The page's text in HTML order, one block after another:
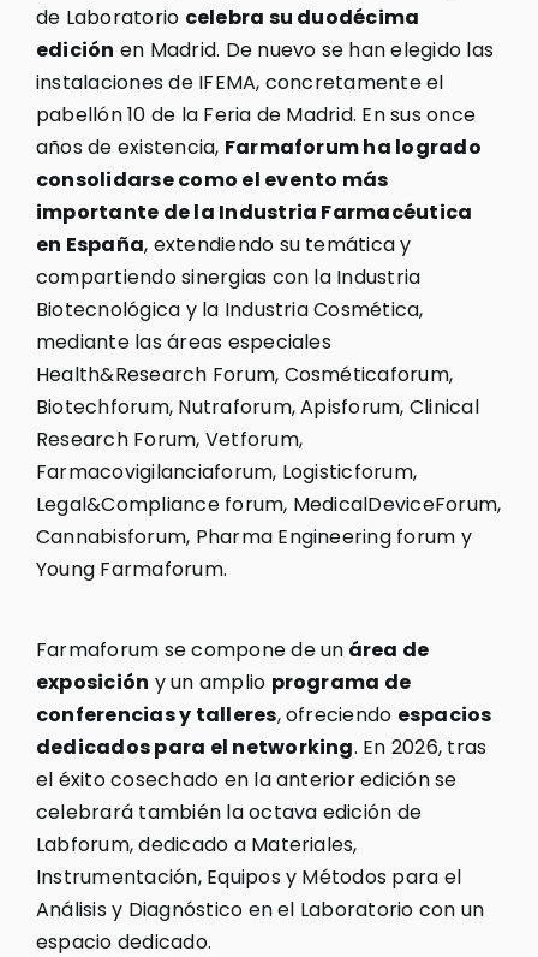
de Laboratorio celebra su duodécima
edición en Madrid. De nuevo se han elegido las
instalaciones de IFEMA, concretamente el
pabellón 10 de la Feria de Madrid. En sus once
años de existencia, Farmaforum ha logrado
consolidarse como el evento más
importante de la Industria Farmacéutica
en España, extendiendo su temática y
compartiendo sinergias con la Industria
Biotecnológica y la Industria Cosmética,
mediante las áreas especiales
Health&Research Forum, Cosméticaforum,
Biotechforum, Nutraforum, Apisforum, Clinical
Research Forum, Vetforum,
Farmacovigilanciaforum, Logisticforum,
Legal&Compliance forum, MedicalDeviceForum,
Cannabisforum, Pharma Engineering forum y
Young Farmaforum.
Farmaforum se compone de un área de
exposición y un amplio programa de
conferencias y talleres, ofreciendo espacios
dedicados para el networking. En 2026, tras
el éxito cosechado en la anterior edición se
celebrará también la octava edición de
Labforum, dedicado a Materiales,
Instrumentación, Equipos y Métodos para el
Análisis y Diagnóstico en el Laboratorio con un
espacio dedicado.